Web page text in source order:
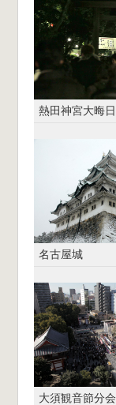
熱田神宮大晦日
名古屋城
大須観音節分会